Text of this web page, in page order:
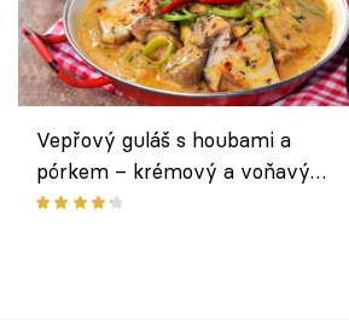
Vepřový guláš s houbami a
pórkem – krémový a voňavý
pokrm z jednoho hrnce